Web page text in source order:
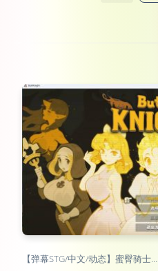
【弹幕STG/中文/动态】蜜臀骑士…